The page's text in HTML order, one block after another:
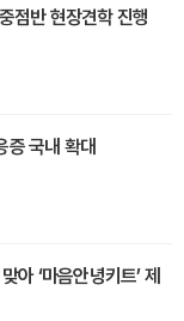
점반 현장견학 진행
국내 확대
아 ‘마음안녕키트’ 제